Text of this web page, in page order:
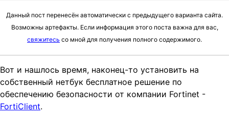
a
t
i
o
n
Данный пост перенесён автоматически с предыдущего варианта сайта.
Возможны артефакты. Если информация этого поста важна для вас,
свяжитесь со мной для получения полного содержимого.
Вот и нашлось время, наконец-то установить на
собственный нетбук бесплатное решение по
обеспечению безопасности от компании Fortinet -
FortiClient.